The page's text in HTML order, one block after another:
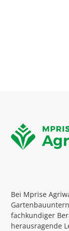
Bei Mprise
fachkundiger
herausragende